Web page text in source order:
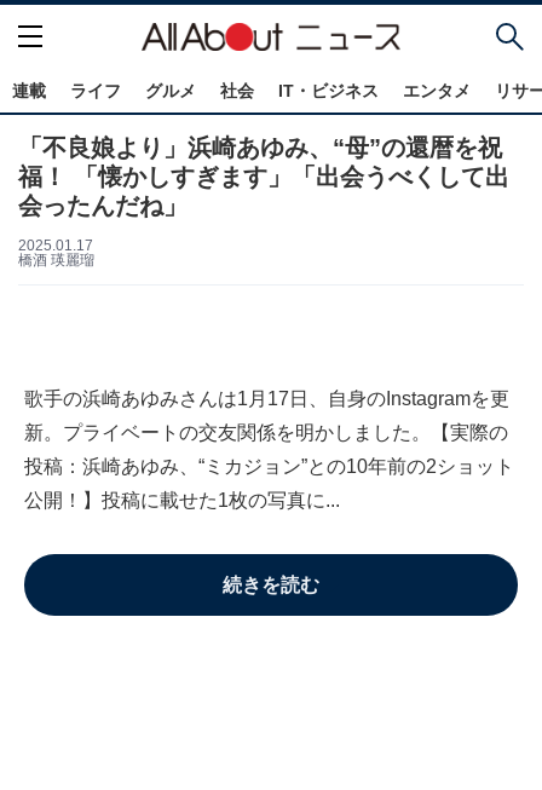
連載 ライフ グルメ 社会 IT・ビジネス エンタメ リサ
「不良娘より」浜崎あゆみ、“母”の還暦を祝
福！ 「懐かしすぎます」「出会うべくして出
会ったんだね」
2025.01.17
橋酒 瑛麗瑠
歌手の浜崎あゆみさんは1月17日、自身のInstagramを更
新。プライベートの交友関係を明かしました。【実際の
投稿：浜崎あゆみ、“ミカジョン”との10年前の2ショット
公開！】投稿に載せた1枚の写真に...
続きを読む